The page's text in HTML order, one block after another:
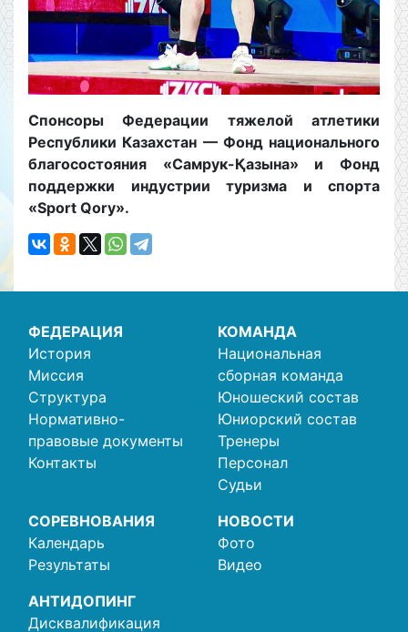
Спонсоры Федерации тяжелой атлетики
Республики Казахстан — Фонд национального
благосостояния «Самрук-Қазына» и Фонд
поддержки индустрии туризма и спорта
«Sport Qory».
ФЕДЕРАЦИЯ
История
Миссия
Структура
Нормативно-
правовые документы
Контакты
КОМАНДА
Национальная
сборная команда
Юношеский состав
Юниорский состав
Тренеры
Персонал
Судьи
СОРЕВНОВАНИЯ
Календарь
Результаты
НОВОСТИ
Фото
Видео
АНТИДОПИНГ
Дисквалификация